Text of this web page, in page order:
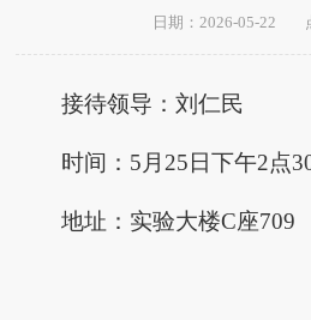
日期：2026-05-22
接待领导：刘仁民
时间：5月25日下午2点
地址：实验大楼C座709